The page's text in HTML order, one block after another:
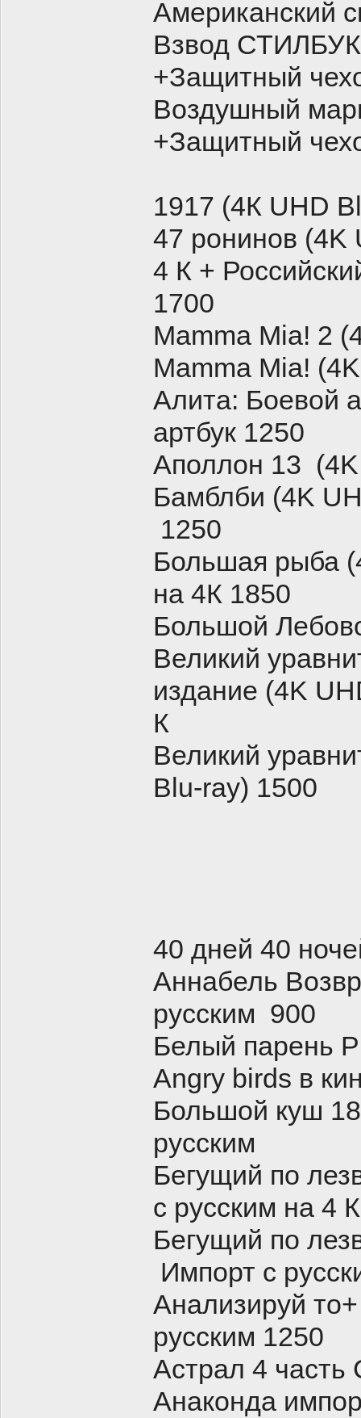
Американский
Взвод СТИЛБУК
+Защитный
Воздушный
+Защитный
1917 (4К UHD
47 ронинов (4K
4 К +
1700
Mamma Mia! 2
Mamma Mia!
Алита: Боевой
артбук 1250
Аполлон 13
Бамблби (4K
1250
Большая рыба
на 4К 1850
Большой
Великий
издание (4K
К
Великий
Blu-ray) 1500
40 дней 40
Аннабель
русским 900
Белый парень
Angry birds в
Большой куш
русским
Бегущий по
с русским на 4
Бегущий по
Импорт с
Анализируй
русским 1250
Астрал 4 часть
Анаконда